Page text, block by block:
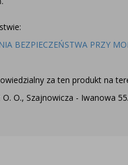
BEZPIECZEŃSTWA PRZY
za ten produkt na
O. O., Szajnowicza - Iwanowa